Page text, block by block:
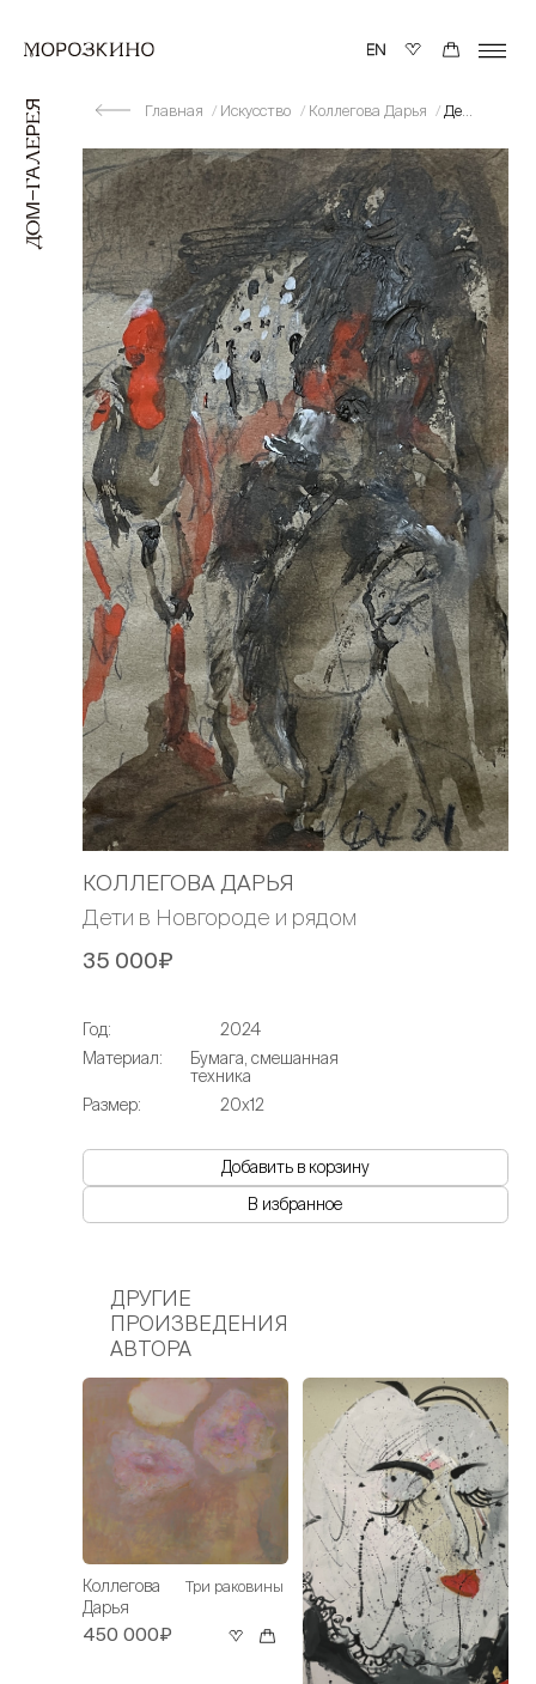
Главная Искусство Коллегова Дарья Дети в Новгороде и рядом
КОЛЛЕГОВА ДАРЬЯ
Дети в Новгороде и рядом
35 000₽
Год:
2024
Материал:
Бумага, смешанная
техника
Размер:
20х12
Добавить в корзину
В избранное
ДРУГИЕ
ПРОИЗВЕДЕНИЯ
АВТОРА
Коллегова
Дарья
Три раковины
450 000₽